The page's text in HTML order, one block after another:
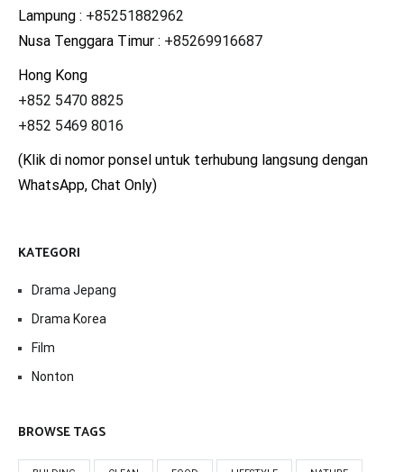
Lampung : +85251882962
Nusa Tenggara Timur : +85269916687
Hong Kong
+852 5470 8825
+852 5469 8016
(Klik di nomor ponsel untuk terhubung langsung dengan
WhatsApp, Chat Only)
KATEGORI
Drama Jepang
Drama Korea
Film
Nonton
BROWSE TAGS